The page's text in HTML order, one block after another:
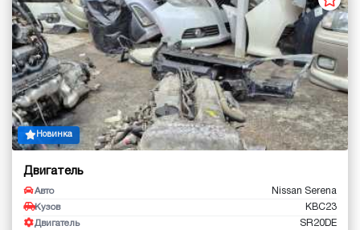
Новинка
Двигатель
Авто Nissan Serena
Кузов KBC23
Двигатель SR20DE